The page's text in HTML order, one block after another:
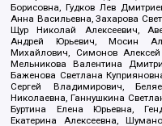
Борисовна, Гудков Лев
Анна Васильевна, Захарова
Щур Николай Алексеевич,
Андрей Юрьевич, Мосин
Михайлович, Симонов
Мельникова Валентина
Баженова Светлана
Сергей Владимирович,
Николаевна, Ганнушкина
Буртина Елена Юрьевна,
Екатерина Алексеевна,